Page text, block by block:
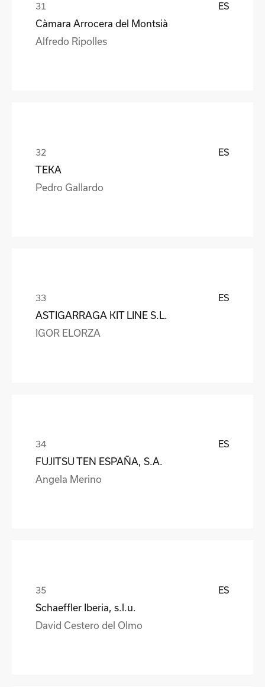
ES
Càmara Arrocera del Montsià
Alfredo Ripolles
ES
TEKA
Pedro Gallardo
ES
ASTIGARRAGA KIT LINE S.L.
IGOR ELORZA
ES
FUJITSU TEN ESPAÑA, S.A.
Angela Merino
ES
Schaeffler Iberia, s.l.u.
David Cestero del Olmo